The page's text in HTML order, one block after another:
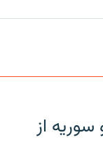
سوریه از